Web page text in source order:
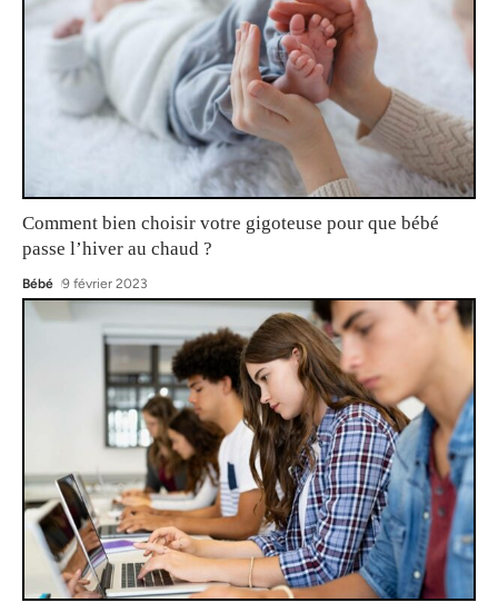
Comment bien choisir votre gigoteuse pour que bébé
passe l’hiver au chaud ?
Bébé 9 février 2023